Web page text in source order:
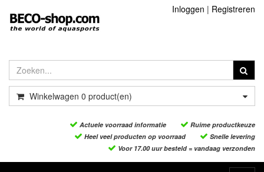
Inloggen | Registreren
Winkelwagen 0 product(en)
Actuele voorraad informatie
Ruime productkeuze
Heel veel producten op voorraad
Snelle levering
Voor 17.00 uur besteld = vandaag verzonden